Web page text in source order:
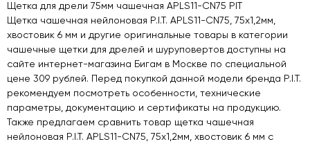
Щетка для дрели 75мм чашечная APLS11-CN75 PIT
Щетка чашечная нейлоновая P.I.T. APLS11-CN75, 75x1,2мм,
хвостовик 6 мм и другие оригинальные товары в категории
чашечные щетки для дрелей и шуруповертов доступны на
сайте интернет-магазина Бигам в Москве по специальной
цене 309 рублей. Перед покупкой данной модели бренда P.I.T.
рекомендуем посмотреть особенности, технические
параметры, документацию и сертификаты на продукцию.
Также предлагаем сравнить товар щетка чашечная
нейлоновая P.I.T. APLS11-CN75, 75x1,2мм, хвостовик 6 мм с